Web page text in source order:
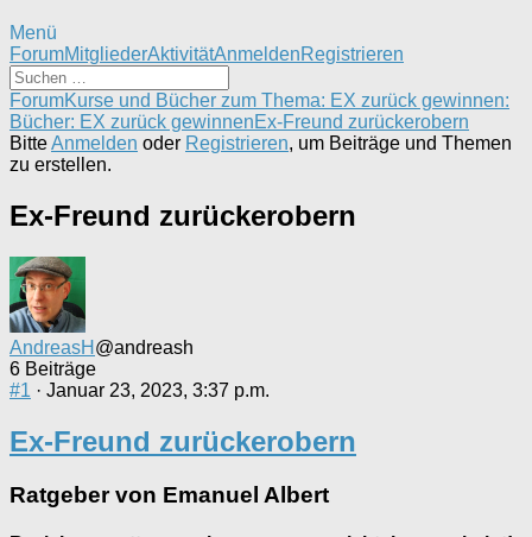
Menü
Forum-
Navigation
ForumMitgliederAktivitätAnmeldenRegistrieren
Forum-
Breadcrumbs
-
Du
hier:
ForumKurse und Bücher zum Thema: EX zurück gewinnen:
Bücher: EX zurück gewinnenEx-Freund zurückerobern
BitteAnmelden oder Registrieren, um Beiträge und Themen
zu erstellen.
Ex-Freund zurückerobern
AndreasH @andreash
6 Beiträge
#1 · Januar 23, 2023, 3:37 p.m.
Ex-Freund zurückerobern
Ratgeber von Emanuel Albert